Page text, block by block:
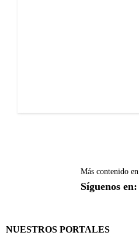
Más contenido en
Síguenos en:
NUESTROS PORTALES